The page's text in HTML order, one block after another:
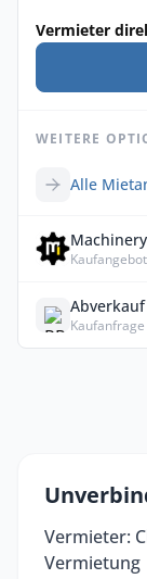
Vermieter
WEITERE
Alle
Vermieter:
Vermietung